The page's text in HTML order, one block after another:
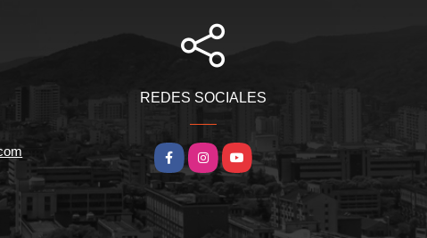
REDES SOCIALES
FacebookInstagramYouTube